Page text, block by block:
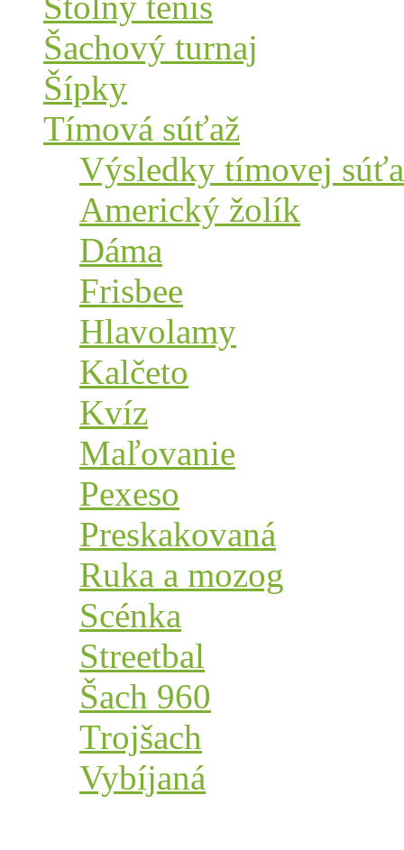
Šachový turnaj
Šípky
Tímová súťaž
Výsledky tímovej
Americký žolík
Dáma
Frisbee
Hlavolamy
Kalčeto
Kvíz
Maľovanie
Pexeso
Preskakovaná
Ruka a mozog
Scénka
Streetbal
Šach 960
Trojšach
Vybíjaná